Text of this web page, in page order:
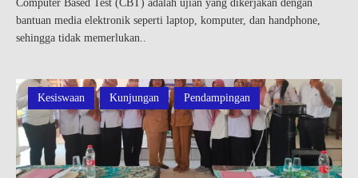
Computer Based Test (CBT) adalah ujian yang dikerjakan dengan
bantuan media elektronik seperti laptop, komputer, dan handphone,
sehingga tidak memerlukan..
Kesiswaan Kunjungan Pendampingan